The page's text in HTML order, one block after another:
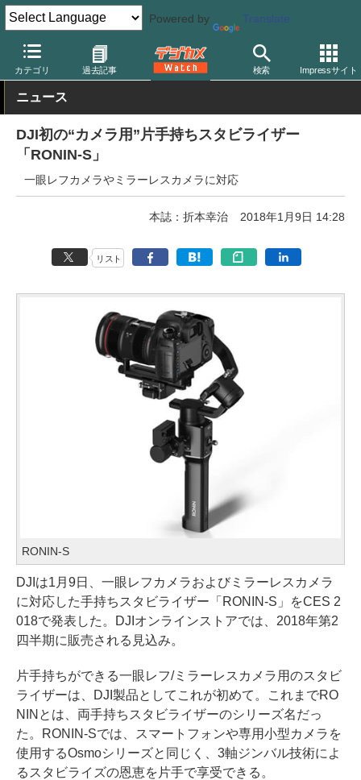
Powered by Translate
カテゴリ 過去記事 検索 Impressサイト
デジカメ Watch 撮影用品
ニュース
DJI初の“カメラ用”片手持ちスタビライザー
「RONIN-S」
一眼レフカメラやミラーレスカメラに対応
本誌：折本幸治 2018年1月9日 14:28
リスト
RONIN-S
DJIは1月9日、一眼レフカメラおよびミラーレスカメラ
に対応した手持ちスタビライザー「RONIN-S」をCES 2
018で発表した。DJIオンラインストアでは、2018年第2
四半期に販売される見込み。
片手持ちができる一眼レフ/ミラーレスカメラ用のスタビ
ライザーは、DJI製品としてこれが初めて。これまでRO
NINとは、両手持ちスタビライザーのシリーズ名だっ
た。RONIN-Sでは、スマートフォンや専用小型カメラを
使用するOsmoシリーズと同じく、3軸ジンバル技術によ
るスタビライズの恩恵を片手で享受できる。